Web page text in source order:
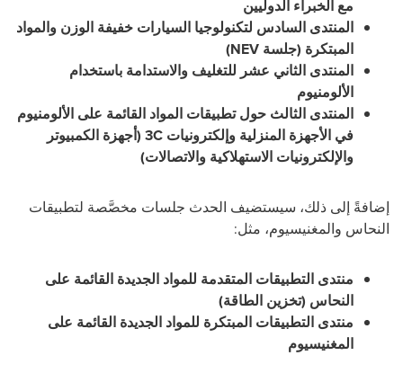
مع الخبراء الدوليين
المنتدى السادس لتكنولوجيا السيارات خفيفة الوزن والمواد
المبتكرة (جلسة NEV)
المنتدى الثاني عشر للتغليف والاستدامة باستخدام
الألومنيوم
المنتدى الثالث حول تطبيقات المواد القائمة على الألومنيوم
في الأجهزة المنزلية وإلكترونيات 3C (أجهزة الكمبيوتر
والإلكترونيات الاستهلاكية والاتصالات)
إضافةً إلى ذلك، سيستضيف الحدث جلسات مخصَّصة لتطبيقات
النحاس والمغنيسيوم، مثل:
منتدى التطبيقات المتقدمة للمواد الجديدة القائمة على
النحاس (تخزين الطاقة)
منتدى التطبيقات المبتكرة للمواد الجديدة القائمة على
المغنيسيوم